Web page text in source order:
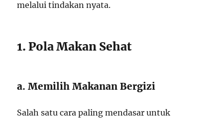
melalui tindakan nyata.
1. Pola Makan Sehat
a. Memilih Makanan Bergizi
Salah satu cara paling mendasar untuk